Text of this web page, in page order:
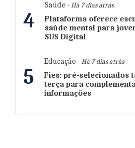
4
Saúde - Há 7 dias atrás
Plataforma oferece
saúde mental para
SUS Digital
5
Educação - Há 7 dias atrás
Fies: pré-selecionados
terça para
informações